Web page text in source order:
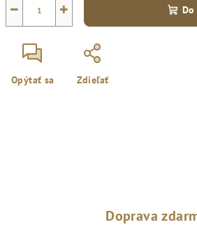
+
− Do
Opýtať sa Zdieľať
Doprava